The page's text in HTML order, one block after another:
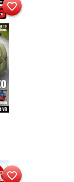
favorite_border
favorite_border